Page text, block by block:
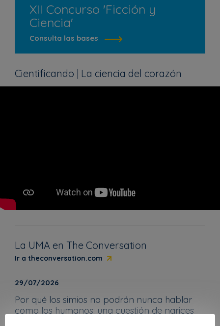
XII Concurso 'Ficción y
Ciencia'
Consulta las bases
Cientificando | La ciencia del corazón
La UMA en The Conversation
Ir a theconversation.com
29/07/2026
Por qué los simios no podrán nunca hablar
como los humanos: una cuestión de narices